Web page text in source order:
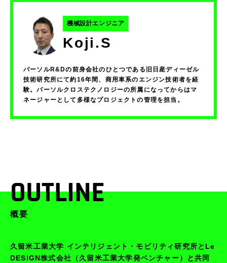
機械設計エンジニア
Koji.S
パーソルR&Dの前身会社のひとつである旧日産ディーゼル
技術研究所にて約16年間、商用車系のエンジン技術者を経
験。パーソルクロステクノロジーの所属になってからはマ
ネージャーとして多様なプロジェクトの管理を担当。
OUTLINE
概要
久留米工業大学 インテリジェント・モビリティ研究所とLe
DESIGN株式会社（久留米工業大学発ベンチャー）と共同